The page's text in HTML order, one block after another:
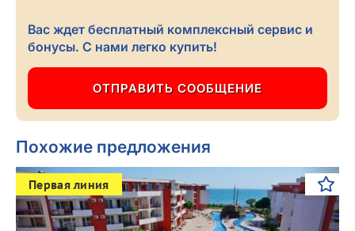
Вас ждет бесплатный комплексный сервис и
бонусы. С нами легко купить!
Похожие предложения
Previous Next
Первая линия